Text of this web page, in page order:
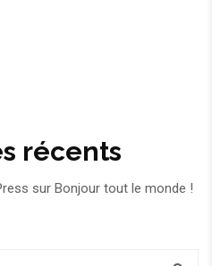
récents
sur Bonjour tout le monde !